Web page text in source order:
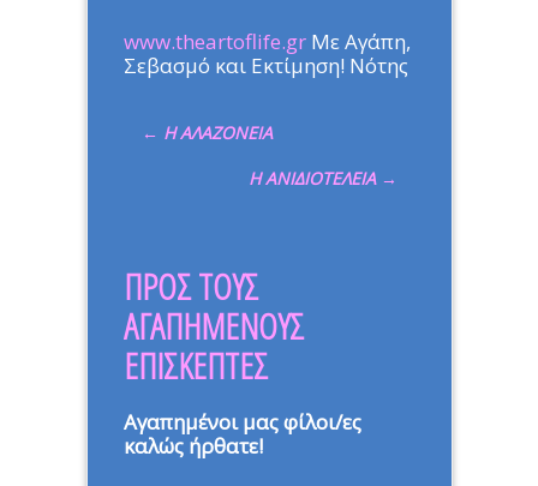
www.theartoflife.grΜε Αγάπη,
Σεβασμό και Εκτίμηση! Νότης
← Η ΑΛΑΖΟΝΕΙΑ
Η ΑΝΙΔΙΟΤΕΛΕΙΑ →
ΠΡΟΣ ΤΟΥΣ
ΑΓΑΠΗΜΕΝΟΥΣ
ΕΠΙΣΚΕΠΤΕΣ
Αγαπημένοι μας φίλοι/ες
καλώς ήρθατε!